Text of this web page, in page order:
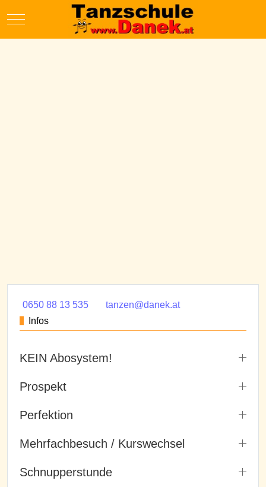
Mobile Menu Toggle
0650 88 13 535
tanzen@danek.at
Infos
KEIN Abosystem!
Prospekt
Perfektion
Mehrfachbesuch / Kurswechsel
Schnupperstunde